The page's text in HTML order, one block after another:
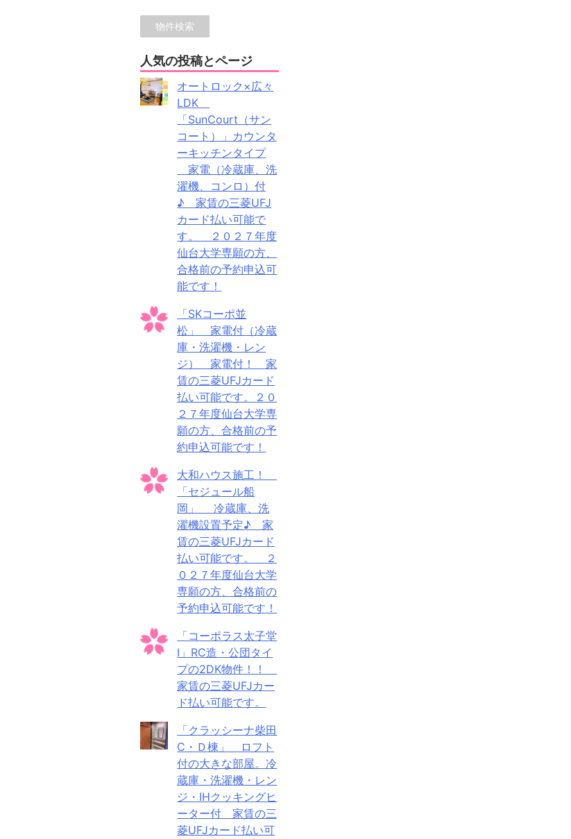
人気の投稿とページ
オートロック×広々
LDK
「SunCourt（サン
コート）」カウンタ
ーキッチンタイプ
家電（冷蔵庫、洗
濯機、コンロ）付
♪ 家賃の三菱UFJ
カード払い可能で
す。 ２０２７年度
仙台大学専願の方、
合格前の予約申込可
能です！
「SKコーポ並
松」 家電付（冷蔵
庫・洗濯機・レン
ジ） 家電付！ 家
賃の三菱UFJカード
払い可能です。２０
２７年度仙台大学専
願の方、合格前の予
約申込可能です！
大和ハウス施工！
「セジュール船
岡」 冷蔵庫、洗
濯機設置予定♪ 家
賃の三菱UFJカード
払い可能です。 ２
０２７年度仙台大学
専願の方、合格前の
予約申込可能です！
「コーポラス太子堂
Ⅰ」RC造・公団タイ
プの2DK物件！！
家賃の三菱UFJカー
ド払い可能です。
「クラッシーナ柴田
C・Ｄ棟」 ロフト
付の大きな部屋。冷
蔵庫・洗濯機・レン
ジ・IHクッキングヒ
ーター付 家賃の三
菱UFJカード払い可